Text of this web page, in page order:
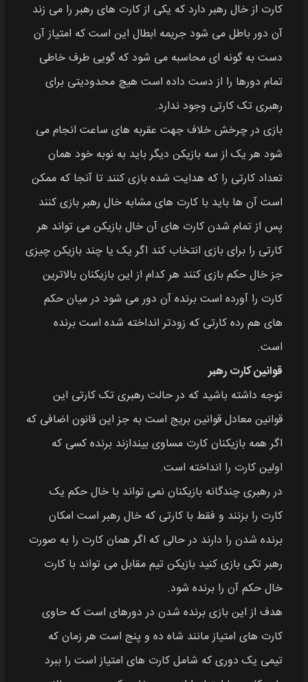
کارت از خال رهبر دارد که یکی از کارت‌ های رهبر را می‌ زند
آن دور باطل می‌ شود جریمه ابطال این است که امتیاز آن
دست به‌ گونه‌ ای محاسبه می‌ شود که گویی طرف خاطی
تمام دورها را از دست داده است هیچ محدودیتی برای
رهبری تک کارتی وجود ندارد.
بازی در چرخش خلاف جهت عقربه‌ های ساعت انجام می‌
شود هر یک از سه بازیکن دیگر باید به نوبه خود همان
تعداد کارتی را که هدایت شده بازی کنند تا آنجا که ممکن
است آن‌ ها باید با کارت‌ های مشابه خال رهبر بازی کنند
پس از تمام شدن کارت‌ های آن خال بازیکن می‌ تواند هر
کارتی را برای بازی انتخاب کند اگر یک یا چند بازیکن چیزی
جز خال حکم بازی کنند هر کدام از این بازیکنان بالاترین
کارت را آورده است برنده آن دور می‌ شود در میان حکم‌
های هم رده کارتی که زودتر انداخته شده است برنده
است.
قوانین کارت رهبر
توجه داشته باشید که در حالت رهبری تک کارتی این
قوانین معادل قوانین بریج است به جز این قانون اضافی که
اگر همه بازیکنان کارت مساوی بیندازند برنده کسی که
اولین کارت را انداخته است.
در رهبری چندگانه بازیکنان نمی‌ تواند با خال حکم یک
کارت را بزنند و فقط با کارتی که خال رهبر است امکان
برنده شدن را دارند در حالی که اگر همان کارت را به صورت
رهبر تکی بازی کنید بازیکن تیم مقابل می‌ تواند با کارت
خال حکم آن را برنده شود.
هدف از این بازی برنده شدن در دورهای است که حاوی
کارت‌ های امتیاز مانند شاه ده و پنج است هر زمان که
تیمی یک دوری که شامل کارت‌ های امتیاز است را ببرد